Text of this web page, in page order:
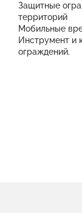
Защитные
территорий
Мобильные
Инструмент и
ограждений.